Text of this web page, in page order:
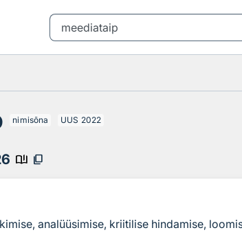
nimisõna UUS 2022
book_ribbon content_copy
analüüsimise, kriitilise hindamise,